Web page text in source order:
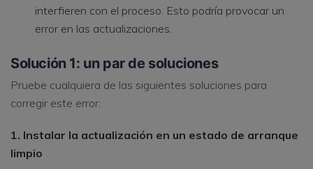
interfieren con el proceso. Esto podría provocar un
error en las actualizaciones.
Solución 1: un par de soluciones
Pruebe cualquiera de las siguientes soluciones para
corregir este error:
1. Instalar la actualización en un estado de arranque
limpio